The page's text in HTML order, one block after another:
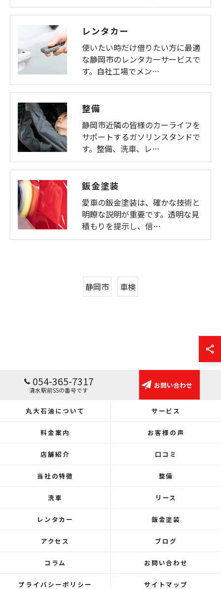
レンタカー
使いたい時だけ借りたい方に最適
な静岡市のレンタカーサービスで
す。自社工場でメン…
整備
静岡市近隣の皆様のカーライフを
サポートするガソリンスタンドで
す。整備、洗車、レ…
鈑金塗装
愛車の鈑金塗装は、確かな技術と
明瞭な説明が重要です。透明な見
積もりを提示し、信…
静岡市 車検
054-365-7317
清水駅前SSの番号です
お問い合わせ
丸大石油について サービス
料金案内 お客様の声
店舗紹介 口コミ
当社の特徴 整備
洗車 リース
レンタカー 鈑金塗装
アクセス ブログ
コラム お問い合わせ
プライバシーポリシー サイトマップ